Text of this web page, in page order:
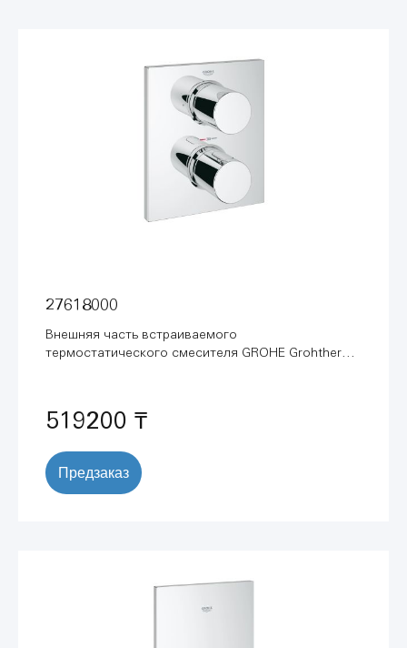
27618000
Внешняя часть встраиваемого
термостатического смесителя GROHE Grohtherm
519200 ₸
Предзаказ